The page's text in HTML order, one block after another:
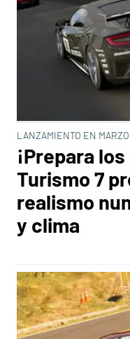
LANZAMIENTO EN
¡Prepara
Turismo 7
realismo
y clima